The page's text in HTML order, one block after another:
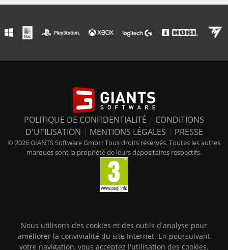
POLITIQUE DE CONFIDENTIALITÉ | CONDITIONS
D'UTILISATION | MENTIONS LÉGALES | PRESSE
© 2026 GIANTS Software GmbH Tous droits réservés. Toutes les autres
marques sont la propriété de leurs dépositaires respectifs.
Nous utilisons des cookies et des outils d'analyse pour
améliorer la convivialité du site Internet. En poursuivant
votre navigation, vous acceptez l'utilisation des cookies.